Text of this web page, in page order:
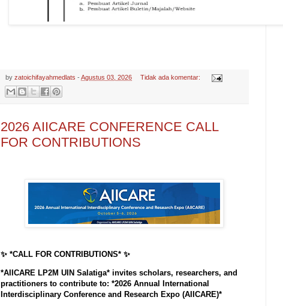
by zatoichifayahmedlats - Agustus 03, 2026 Tidak ada komentar:
2026 AIICARE CONFERENCE CALL
FOR CONTRIBUTIONS
✨ *CALL FOR CONTRIBUTIONS* ✨
*AIICARE LP2M UIN Salatiga* invites scholars, researchers, and
practitioners to contribute to: *2026 Annual International
Interdisciplinary Conference and Research Expo (AIICARE)*